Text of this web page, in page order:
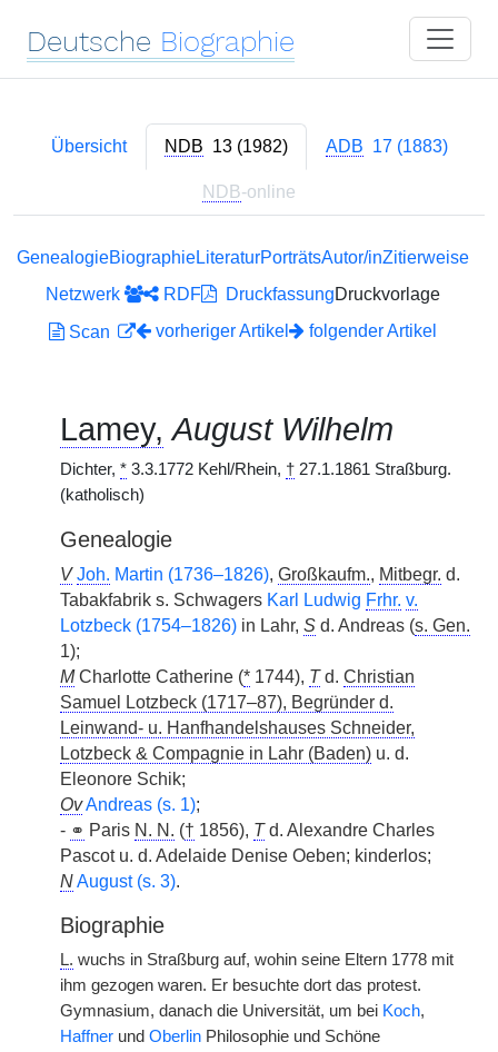
Deutsche Biographie
Übersicht NDB 13 (1982) ADB 17 (1883)
NDB-online
GenealogieBiographieLiteraturPorträtsAutor/inZitierweise
Netzwerk
RDF DruckfassungDruckvorlage
Scan
vorheriger Artikel folgender Artikel
Lamey, August Wilhelm
Dichter, * 3.3.1772 Kehl/Rhein, † 27.1.1861 Straßburg.
(katholisch)
Genealogie
V Joh. Martin (1736–1826), Großkaufm., Mitbegr. d.
Tabakfabrik s. Schwagers Karl Ludwig Frhr. v.
Lotzbeck (1754–1826) in Lahr, S d. Andreas (s. Gen.
1);
MCharlotte Catherine (* 1744), Td. Christian
Samuel Lotzbeck (1717–87), Begründer d.
Leinwand- u. Hanfhandelshauses Schneider,
Lotzbeck & Compagnie in Lahr (Baden) u. d.
Eleonore Schik;
OvAndreas (s. 1);
- ⚭ Paris N. N. († 1856), Td. Alexandre Charles
Pascot u. d. Adelaide Denise Oeben; kinderlos;
NAugust (s. 3).
Biographie
L. wuchs in Straßburg auf, wohin seine Eltern 1778 mit
ihm gezogen waren. Er besuchte dort das protest.
Gymnasium, danach die Universität, um bei Koch,
Haffner und Oberlin Philosophie und Schöne